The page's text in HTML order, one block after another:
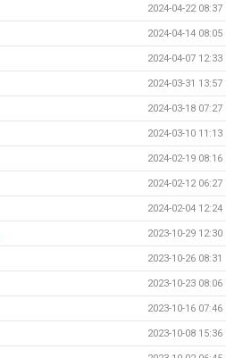
2024-04-22 08:37
2024-04-14 08:05
2024-04-07 12:33
2024-03-31 13:57
2024-03-18 07:27
2024-03-10 11:13
2024-02-19 08:16
2024-02-12 06:27
2024-02-04 12:24
2023-10-29 12:30
2023-10-26 08:31
2023-10-23 08:06
2023-10-16 07:46
2023-10-08 15:36